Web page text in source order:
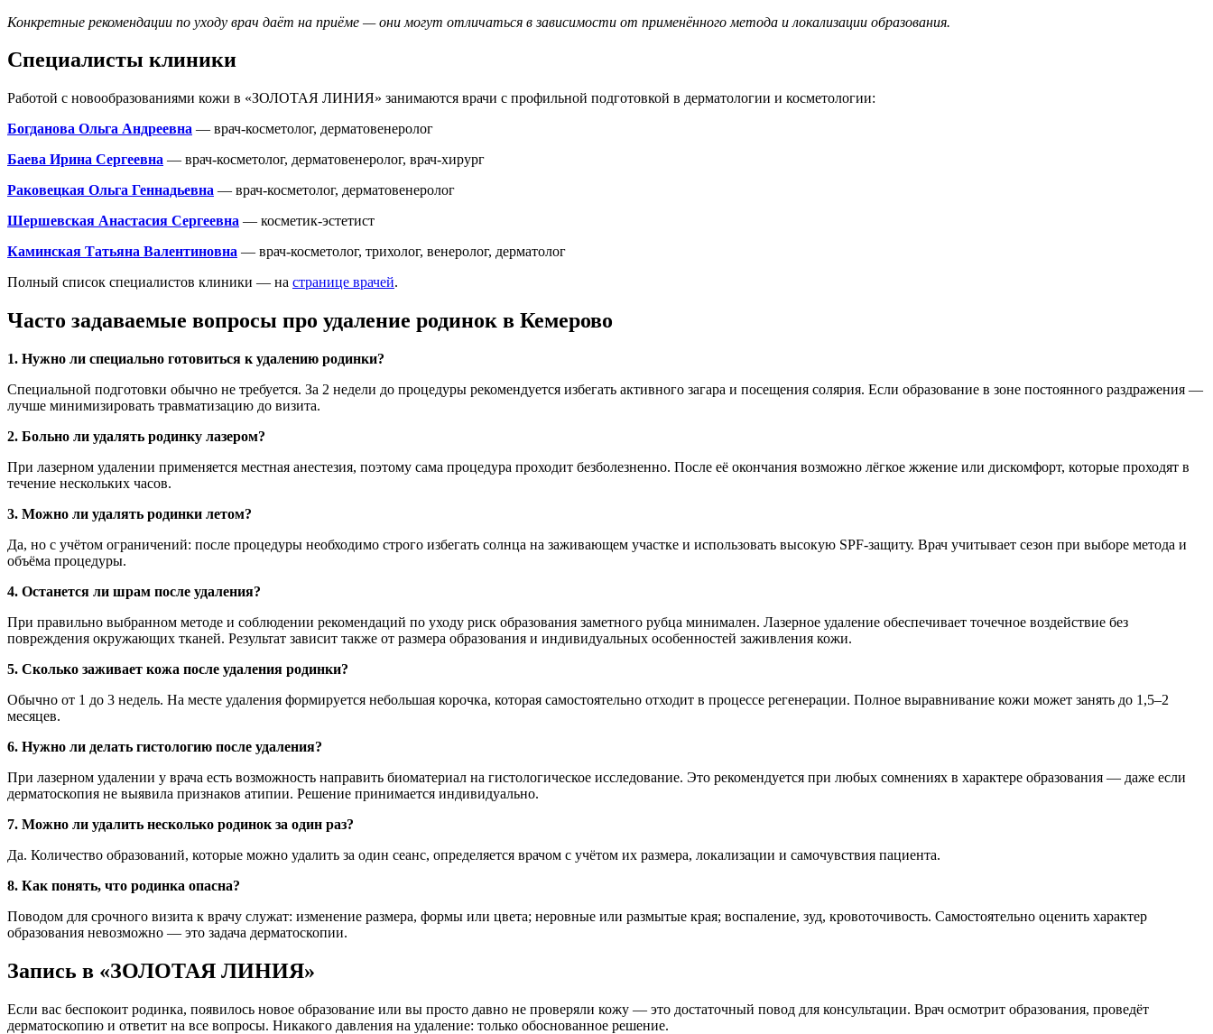
Конкретные рекомендации по уходу врач даёт на приёме — они могут отличаться в зависимости от применённого метода и локализации образования.
Специалисты клиники
Работой с новообразованиями кожи в «ЗОЛОТАЯ ЛИНИЯ» занимаются врачи с профильной подготовкой в дерматологии и косметологии:
Богданова Ольга Андреевна — врач-косметолог, дерматовенеролог
Баева Ирина Сергеевна — врач-косметолог, дерматовенеролог, врач-хирург
Раковецкая Ольга Геннадьевна — врач-косметолог, дерматовенеролог
Шершевская Анастасия Сергеевна — косметик-эстетист
Каминская Татьяна Валентиновна — врач-косметолог, трихолог, венеролог, дерматолог
Полный список специалистов клиники — на странице врачей.
Часто задаваемые вопросы про удаление родинок в Кемерово
1. Нужно ли специально готовиться к удалению родинки?
Специальной подготовки обычно не требуется. За 2 недели до процедуры рекомендуется избегать активного загара и посещения солярия. Если образование в зоне постоянного раздражения —
лучше минимизировать травматизацию до визита.
2. Больно ли удалять родинку лазером?
При лазерном удалении применяется местная анестезия, поэтому сама процедура проходит безболезненно. После её окончания возможно лёгкое жжение или дискомфорт, которые проходят в
течение нескольких часов.
3. Можно ли удалять родинки летом?
Да, но с учётом ограничений: после процедуры необходимо строго избегать солнца на заживающем участке и использовать высокую SPF-защиту. Врач учитывает сезон при выборе метода и
объёма процедуры.
4. Останется ли шрам после удаления?
При правильно выбранном методе и соблюдении рекомендаций по уходу риск образования заметного рубца минимален. Лазерное удаление обеспечивает точечное воздействие без
повреждения окружающих тканей. Результат зависит также от размера образования и индивидуальных особенностей заживления кожи.
5. Сколько заживает кожа после удаления родинки?
Обычно от 1 до 3 недель. На месте удаления формируется небольшая корочка, которая самостоятельно отходит в процессе регенерации. Полное выравнивание кожи может занять до 1,5–2
месяцев.
6. Нужно ли делать гистологию после удаления?
При лазерном удалении у врача есть возможность направить биоматериал на гистологическое исследование. Это рекомендуется при любых сомнениях в характере образования — даже если
дерматоскопия не выявила признаков атипии. Решение принимается индивидуально.
7. Можно ли удалить несколько родинок за один раз?
Да. Количество образований, которые можно удалить за один сеанс, определяется врачом с учётом их размера, локализации и самочувствия пациента.
8. Как понять, что родинка опасна?
Поводом для срочного визита к врачу служат: изменение размера, формы или цвета; неровные или размытые края; воспаление, зуд, кровоточивость. Самостоятельно оценить характер
образования невозможно — это задача дерматоскопии.
Запись в «ЗОЛОТАЯ ЛИНИЯ»
Если вас беспокоит родинка, появилось новое образование или вы просто давно не проверяли кожу — это достаточный повод для консультации. Врач осмотрит образования, проведёт
дерматоскопию и ответит на все вопросы. Никакого давления на удаление: только обоснованное решение.